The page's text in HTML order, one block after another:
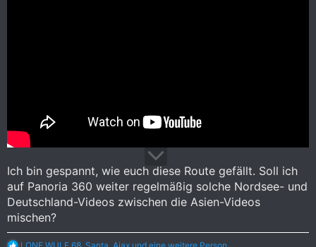
Ich bin gespannt, wie euch diese Route gefällt. Soll ich
auf Panoria 360 weiter regelmäßig solche Nordsee- und
Deutschland-Videos zwischen die Asien-Videos
mischen?
R